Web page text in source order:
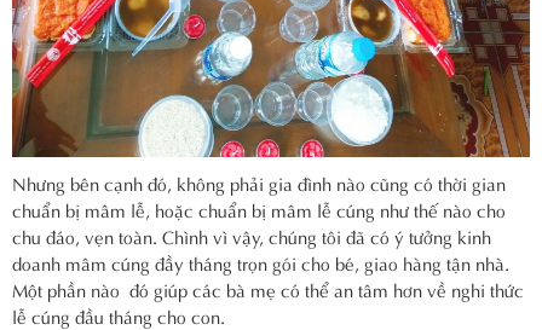
Nhưng bên cạnh đó, không phải gia đình nào cũng có thời gian
chuẩn bị mâm lễ, hoặc chuẩn bị mâm lễ cúng như thế nào cho
chu đáo, vẹn toàn. Chình vì vậy, chúng tôi đã có ý tưởng kinh
doanh mâm cúng đầy tháng trọn gói cho bé, giao hàng tận nhà.
Một phần nào đó giúp các bà mẹ có thể an tâm hơn về nghi thức
lễ cúng đầu tháng cho con.